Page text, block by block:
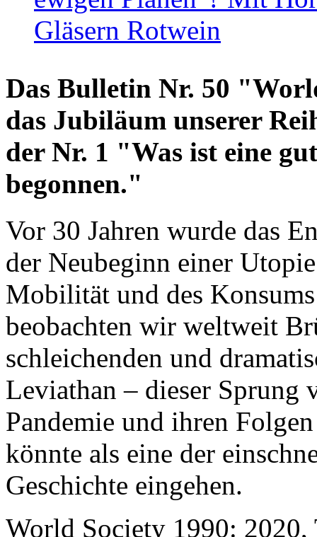
Gläsern Rotwein
Das Bulletin Nr. 50
das Jubiläum unserer
der Nr. 1 "Was ist eine
begonnen."
Vor 30 Jahren wurde das
der Neubeginn einer
Mobilität und des
beobachten wir weltweit
schleichenden und
Leviathan – dieser Sprung
Pandemie und ihren
könnte als eine der
Geschichte eingehen.
World Society 1990: 2020,